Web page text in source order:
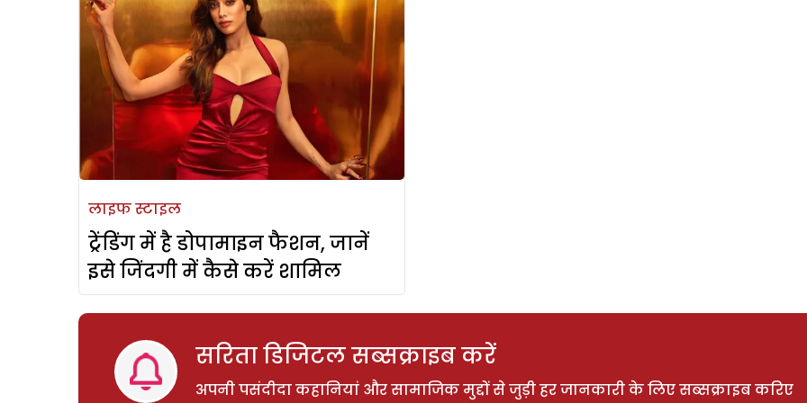
लाइफ स्टाइल
ट्रेंडिंग में है डोपामाइन फैशन, जानें
इसे जिंदगी में कैसे करें शामिल
सरिता डिजिटल सब्सक्राइब करें
अपनी पसंदीदा कहानियां और सामाजिक मुद्दों से जुड़ी हर जानकारी के लिए सब्सक्राइब करिए